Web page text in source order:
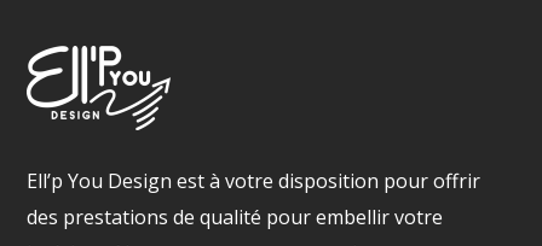
Ell’p You Design est à votre disposition pour offrir
des prestations de qualité pour embellir votre